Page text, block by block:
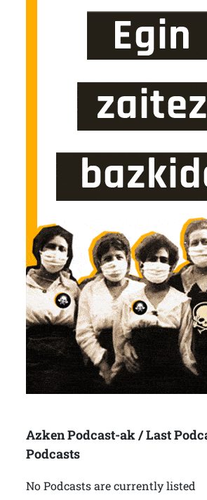
Azken Podcast-ak / Last
Podcasts
No Podcasts are currently listed